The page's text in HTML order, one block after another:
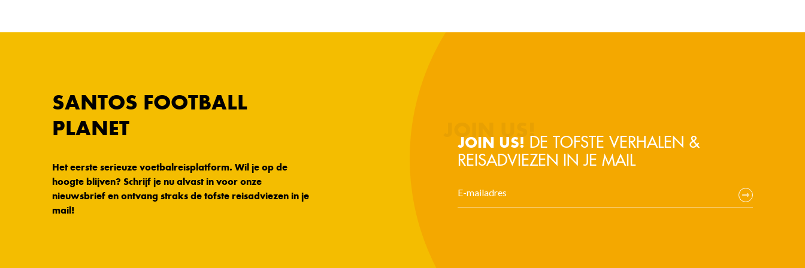
SANTOS FOOTBALL
PLANET
Het eerste serieuze voetbalreisplatform. Wil je op de
hoogte blijven? Schrijf je nu alvast in voor onze
nieuwsbrief en ontvang straks de tofste reisadviezen in je
mail!
JOIN US! DE TOFSTE VERHALEN &
REISADVIEZEN IN JE MAIL